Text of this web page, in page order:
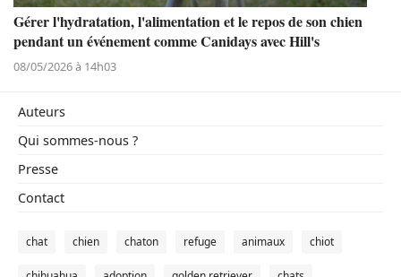
Gérer l'hydratation, l'alimentation et le repos de son chien
pendant un événement comme Canidays avec Hill's
08/05/2026 à 14h03
Auteurs
Qui sommes-nous ?
Presse
Contact
chat chien chaton refuge animaux chiot